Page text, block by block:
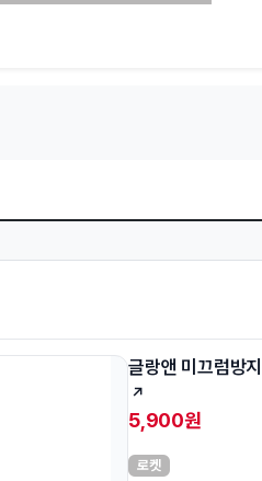
글랑앤 미끄럼방
5,900원
로켓